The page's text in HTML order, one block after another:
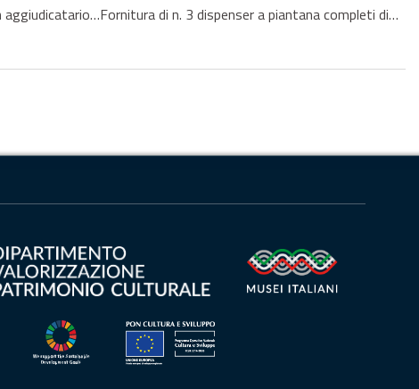
di n. 3 dispenser a piantana completi di…